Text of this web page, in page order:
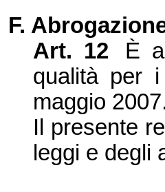
F.
Art. 12
È
qualità per
maggio
Il presente
leggi e degli